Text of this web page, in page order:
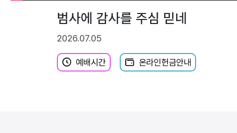
범사에 감사를 주심 믿네
2026.07.05
예배시간 온라인헌금안내